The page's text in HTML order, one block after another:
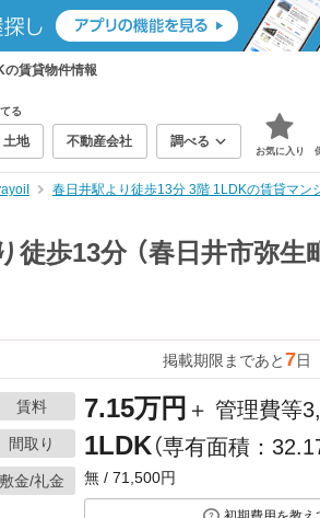
の賃貸物件情報
る
土地 不動産会社 調べる
お気に入り
春日井駅より徒歩13分 3階 1LDKの賃貸マン
歩13分 （春日井市弥生
掲載期限まであと7日
賃料 7.15万円 ＋ 管理費等
間取り 1LDK（専有面積：
敷金/礼金 無 / 71,500円